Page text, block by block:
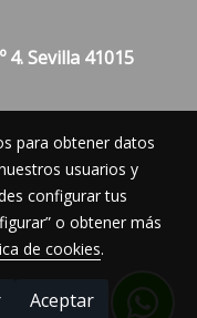
Sevilla 41015
para obtener datos
usuarios y
configurar tus
o obtener más
de cookies.
Aceptar